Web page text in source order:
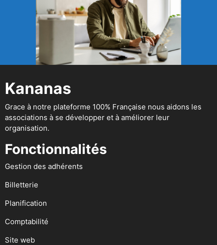
Kananas
Grace à notre plateforme 100% Française nous aidons les
associations à se développer et à améliorer leur
organisation.
Fonctionnalités
Gestion des adhérents
Billetterie
Planification
Comptabilité
Site web